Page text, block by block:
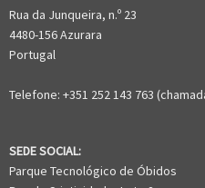
Rua da Junqueira, n.º 23
4480-156 Azurara
Portugal
Telefone: +351 252 143 763
SEDE SOCIAL:
Parque Tecnológico de Óbidos